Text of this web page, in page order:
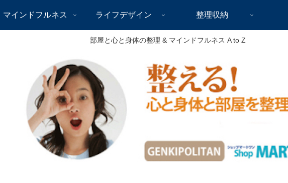
部屋と心と身体の整理 & マインドフルネス A to Z
マインドフルネス ライフデザイン 整理収納